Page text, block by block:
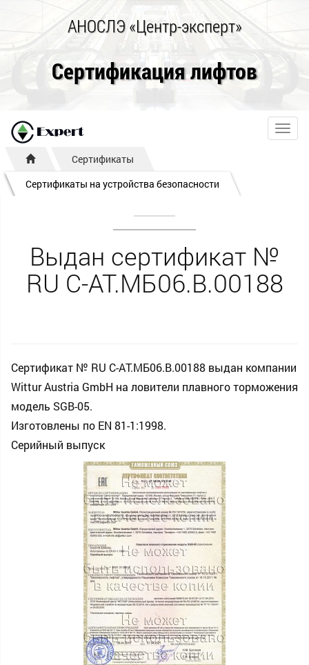
АНОСЛЭ «Центр-эксперт»
Сертификация лифтов
Сертификаты
Сертификаты на устройства безопасности
Выдан сертификат №
RU С-AT.МБ06.B.00188
Сертификат № RU С-AT.МБ06.B.00188 выдан компании
Wittur Austria GmbH на ловители плавного торможения
модель SGB-05.
Изготовлены по EN 81-1:1998.
Серийный выпуск